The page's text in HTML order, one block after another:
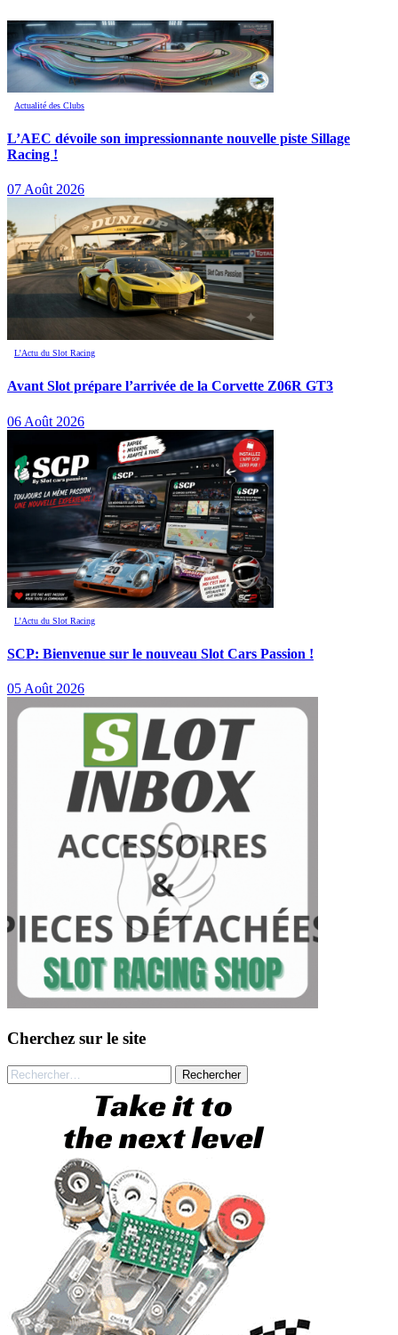
Actualité des Clubs
L’AEC dévoile son impressionnante nouvelle piste Sillage
Racing !
07 Août 2026
L’Actu du Slot Racing
Avant Slot prépare l’arrivée de la Corvette Z06R GT3
06 Août 2026
L’Actu du Slot Racing
SCP: Bienvenue sur le nouveau Slot Cars Passion !
05 Août 2026
Cherchez sur le site
Rechercher :